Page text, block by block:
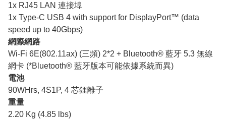
1x RJ45 LAN 連接埠
1x Type-C USB 4 with support for DisplayPort™ (data
speed up to 40Gbps)
網際網路
Wi-Fi 6E(802.11ax) (三頻) 2*2 + Bluetooth® 藍牙 5.3 無線
網卡 (*Bluetooth® 藍牙版本可能依據系統而異)
電池
90WHrs, 4S1P, 4 芯鋰離子
重量
2.20 Kg (4.85 lbs)